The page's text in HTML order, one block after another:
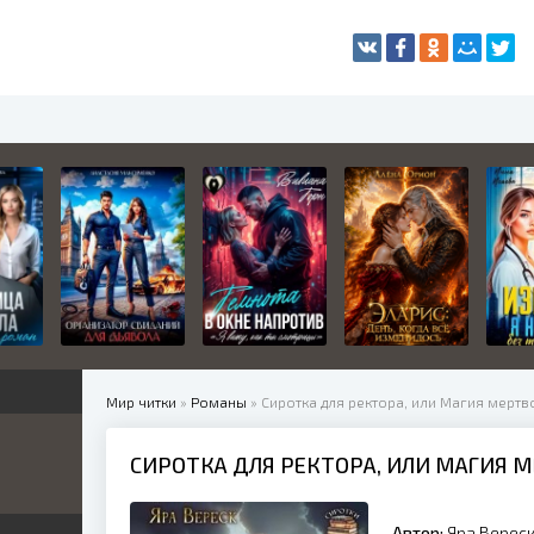
Мир читки » Романы » Сиротка для ректора, или Магия
СИРОТКА ДЛЯ РЕКТОРА, ИЛИ МАГИЯ